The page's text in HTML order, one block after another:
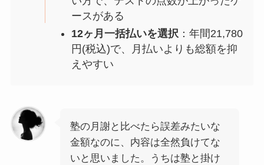
ースがある
12ヶ月一括払いを選択：年間21,780
円(税込)で、月払いよりも総額を抑
えやすい
塾の月謝と比べたら誤差みたいな
金額なのに、内容は全然負けてな
いと思いました。うちは塾と掛け